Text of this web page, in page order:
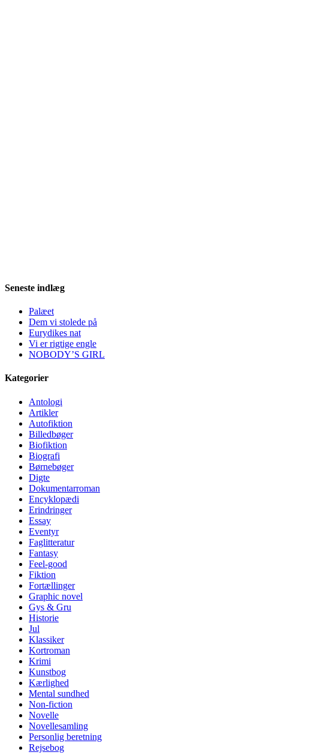
Seneste indlæg
Palæet
Dem vi stolede på
Eurydikes nat
Vi er rigtige engle
NOBODY’S GIRL
Kategorier
Antologi
Artikler
Autofiktion
Billedbøger
Biofiktion
Biografi
Børnebøger
Digte
Dokumentarroman
Encyklopædi
Erindringer
Essay
Eventyr
Faglitteratur
Fantasy
Feel-good
Fiktion
Fortællinger
Graphic novel
Gys & Gru
Historie
Jul
Klassiker
Kortroman
Krimi
Kunstbog
Kærlighed
Mental sundhed
Non-fiction
Novelle
Novellesamling
Personlig beretning
Rejsebog